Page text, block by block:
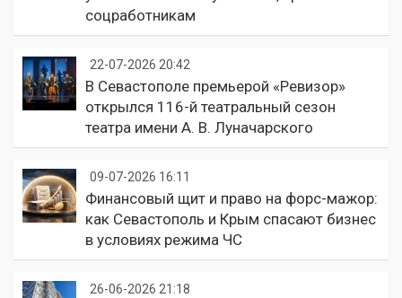
соцработникам
22-07-2026 20:42
В Севастополе премьерой «Ревизор»
открылся 116-й театральный сезон
театра имени А. В. Луначарского
09-07-2026 16:11
Финансовый щит и право на форс-мажор:
как Севастополь и Крым спасают бизнес
в условиях режима ЧС
26-06-2026 21:18